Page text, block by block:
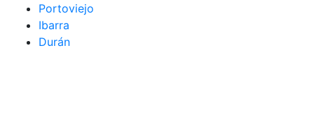
Portoviejo
Ibarra
Durán